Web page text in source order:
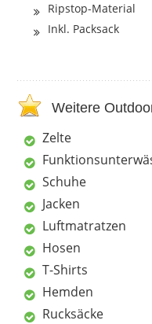
Ripstop-Material
Inkl. Packsack
Weitere
Zelte
Schuhe
Jacken
Luftmatratzen
Hosen
T-Shirts
Hemden
Rucksäcke